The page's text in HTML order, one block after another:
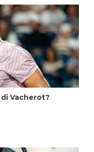
Vacherot?